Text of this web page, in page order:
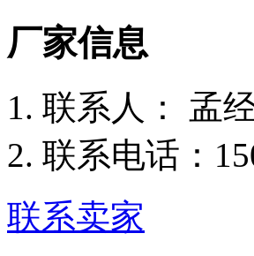
厂家信息
联系 人：
孟
联系电话：
联系卖家